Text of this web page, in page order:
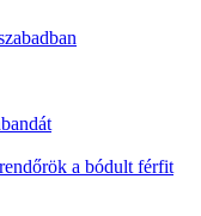
a bódult férfit